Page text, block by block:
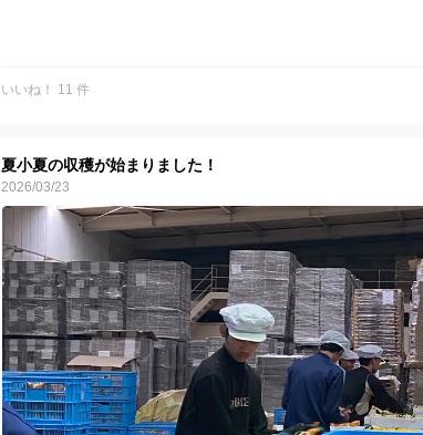
小玉や傷の多めの加工用の夏文旦の詰め合わせで、お得に
ただ味は他と変わらず美味しい！
心地よい甘さで水分たっぷりの夏文旦の良さを、ご自身で
暑さの増してきた今日この頃、おおぐし農園の柑橘で爽やか
い～！
☆★おおぐし農園一同★☆
いいね！ 11 件
夏小夏の収穫が始まりました！
2026/03/23